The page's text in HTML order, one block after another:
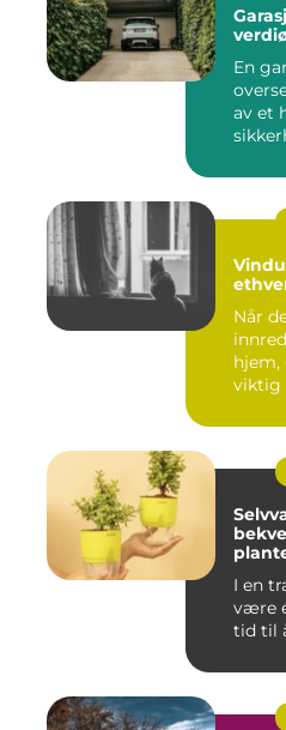
En
av et
Når
viktig
I en
være
tid til